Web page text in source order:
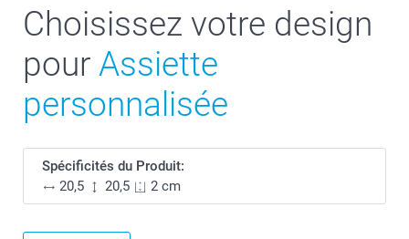
Choisissez votre design
pour Assiette
personnalisée
Spécificités du Produit:
20,5
20,5 2 cm